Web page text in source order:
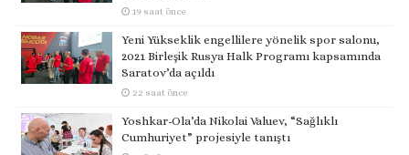
19 saat önce
Yeni Yükseklik engellilere yönelik spor salonu,
2021 Birleşik Rusya Halk Programı kapsamında
Saratov’da açıldı
22 saat önce
Yoshkar-Ola’da Nikolai Valuev, “Sağlıklı
Cumhuriyet” projesiyle tanıştı